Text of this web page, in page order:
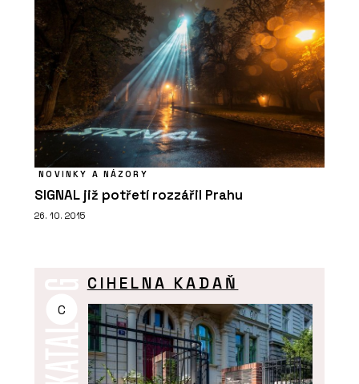
NOVINKY A NÁZORY
SIGNAL již potřetí rozzářil Prahu
26. 10. 2015
C
CIHELNA KADAŇ